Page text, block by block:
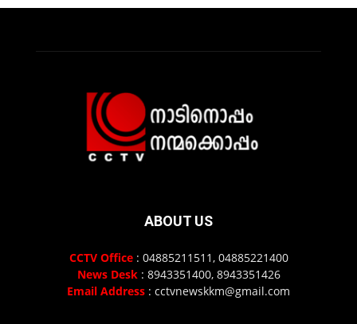
ABOUT US
CCTV Office: 04885211511, 04885221400
News Desk: 8943351400, 8943351426
Email Address : cctvnewskkm@gmail.com